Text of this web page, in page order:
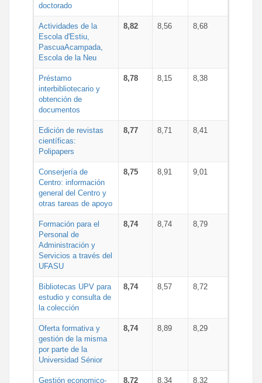
doctorado
Actividades de la
Escola d'Estiu,
PascuaAcampada,
Escola de la Neu
8,82 8,56 8,68
Préstamo
interbibliotecario y
obtención de
documentos
8,78 8,15 8,38
Edición de revistas
científicas:
Polipapers
8,77 8,71 8,41
Conserjería de
Centro: información
general del Centro y
otras tareas de apoyo
8,75 8,91 9,01
Formación para el
Personal de
Administración y
Servicios a través del
UFASU
8,74 8,74 8,79
Bibliotecas UPV para
estudio y consulta de
la colección
8,74 8,57 8,72
Oferta formativa y
gestión de la misma
por parte de la
Universidad Sénior
8,74 8,89 8,29
Gestión economico- 8,72 8,34 8,32